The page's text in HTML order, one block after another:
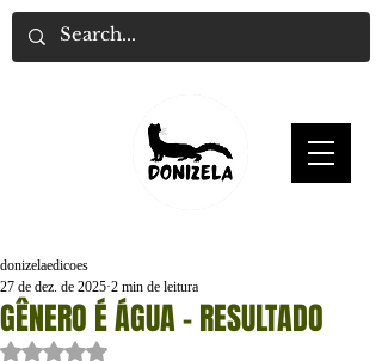
GÊNERO É ÁGUA - RESULTADO
donizelaedicoes
27 de dez. de 2025 2 min de leitura
Avaliado com NaN de 5 estrelas.